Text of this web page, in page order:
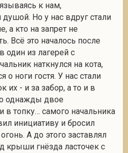
к нам,
Но у нас вдруг стали
а кто на запрет не
Всё это началось после
один из лагерей с
наткнулся на кота,
ноги гостя. У нас стали
их - и за забор, а то и в
однажды двое
в топку… самого начальника
инициативу и бросил
А до этого заставлял
крыши гнёзда ласточек с